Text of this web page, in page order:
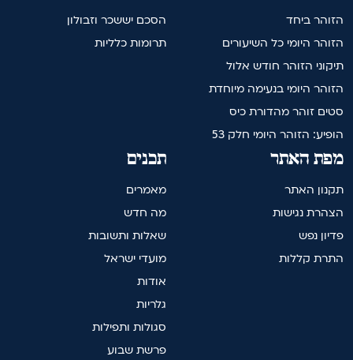
הסכם יששכר וזבולון
תרומות כלליות
הזוהר ביחד
הזוהר היומי כל השיעורים
תיקוני הזוהר חודש אלול
הזוהר היומי בנעימה מיוחדת
סטים זוהר מהדורת כיס
הופיע: הזוהר היומי חלק 53
תכנים
מאמרים
מה חדש
שאלות ותשובות
מועדי ישראל
אודות
גלריות
סגולות ותפילות
פרשת שבוע
מפת האתר
תקנון האתר
הצהרת נגישות
פדיון נפש
התרת קללות